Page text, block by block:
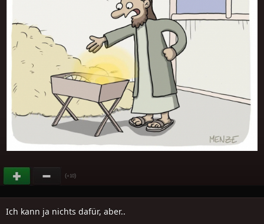
(+10)
Ich kann ja nichts dafür, aber..